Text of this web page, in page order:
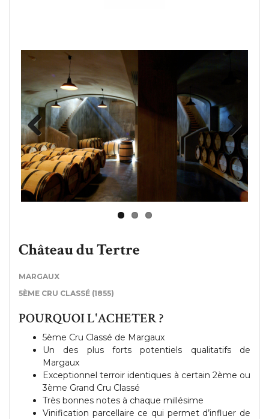
Previous Next
Château du Tertre
MARGAUX
5ÈME CRU CLASSÉ (1855)
POURQUOI L'ACHETER ?
5ème Cru Classé de Margaux
Un des plus forts potentiels qualitatifs de
Margaux
Exceptionnel terroir identiques à certain 2ème ou
3ème Grand Cru Classé
Très bonnes notes à chaque millésime
Vinification parcellaire ce qui permet d’influer de